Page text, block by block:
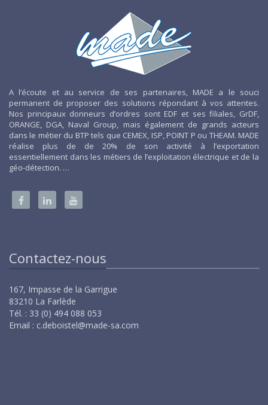
A l’écoute et au service de ses partenaires, MADE a le souci
permanent de proposer des solutions répondant à vos attentes.
Nos principaux donneurs d’ordres sont EDF et ses filiales, GrDF,
ORANGE, DGA, Naval Group, mais également de grands acteurs
dans le métier du BTP tels que CEMEX, ISP, POINT P ou THEAM. MADE
réalise plus de de 20% de son activité à l’exportation
essentiellement dans les métiers de l’exploitation électrique et de la
géo-détection. …
Contactez-nous
167, Impasse de la Garrigue
83210 La Farlède
Tél. : 33 (0) 494 088 053
Email : c.deboistel@made-sa.com